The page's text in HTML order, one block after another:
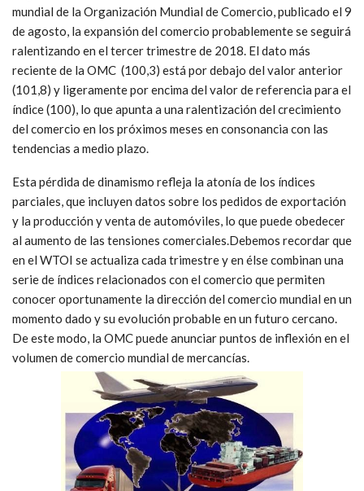
mundial de la Organización Mundial de Comercio, publicado el 9
de agosto, la expansión del comercio probablemente se seguirá
ralentizando en el tercer trimestre de 2018. El dato más
reciente de la OMC (100,3) está por debajo del valor anterior
(101,8) y ligeramente por encima del valor de referencia para el
índice (100), lo que apunta a una ralentización del crecimiento
del comercio en los próximos meses en consonancia con las
tendencias a medio plazo.
Esta pérdida de dinamismo refleja la atonía de los índices
parciales, que incluyen datos sobre los pedidos de exportación
y la producción y venta de automóviles, lo que puede obedecer
al aumento de las tensiones comerciales.Debemos recordar que
en el WTOI se actualiza cada trimestre y en élse combinan una
serie de índices relacionados con el comercio que permiten
conocer oportunamente la dirección del comercio mundial en un
momento dado y su evolución probable en un futuro cercano.
De este modo, la OMC puede anunciar puntos de inflexión en el
volumen de comercio mundial de mercancías.